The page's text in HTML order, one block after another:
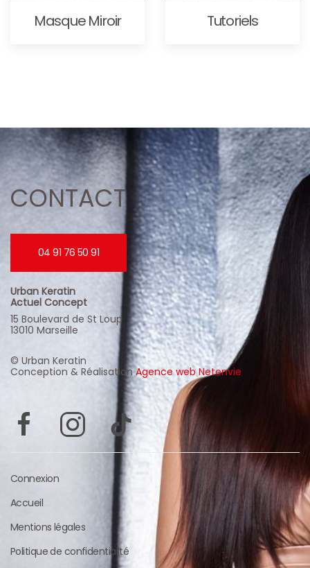
Masque Miroir Tutoriels
CONTACT
04 91 76 50 91
Urban Keratin
Actuel Concept
15 Boulevard de St Loup
13010 Marseille
© Urban Keratin
Conception & RéalisationAgence web Netenvie
Connexion
Accueil
Mentions légales
Politique de confidentialité